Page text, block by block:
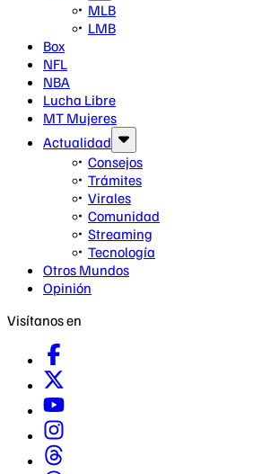
MLB
LMB
Box
NFL
NBA
Lucha Libre
MT Mujeres
Actualidad
Consejos
Trámites
Virales
Comunidad
Streaming
Tecnología
Otros Mundos
Opinión
Visítanos en